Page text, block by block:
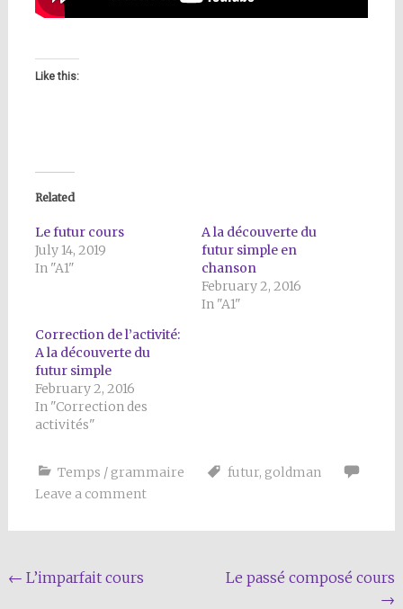
Like this:
Related
Le futur cours
July 14, 2019
In "A1"
A la découverte du
futur simple en
chanson
February 2, 2016
In "A1"
Correction de l’activité:
A la découverte du
futur simple
February 2, 2016
In "Correction des
activités"
Temps / grammaire futur, goldman
Leave a comment
Post
← L’imparfait cours
Le passé composé cours
→